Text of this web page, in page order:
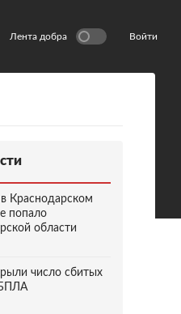
Лента добра Войти
Краснодарском
попало
области
число сбитых
БПЛА